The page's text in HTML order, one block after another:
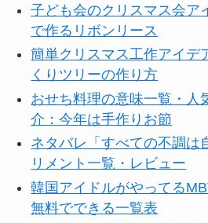
子ども会のクリスマス会ア
で作るリボンリース
簡単クリスマス工作アイデ
くりツリーの作り方
おせち料理の意味一覧・人
介：今年は手作りお節
ネタバレ「すべての不調は
リメント一覧・レビュー
韓国アイドルがやってる
無料でできる一覧表